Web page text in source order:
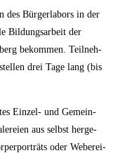
des Bür­ger­la­bors in der
Bil­dungs­ar­beit der
bekom­men. Teil­neh­
drei Tage lang (bis
Ein­zel- und Gemein­
aus selbst her­ge­
oder Webe­rei­